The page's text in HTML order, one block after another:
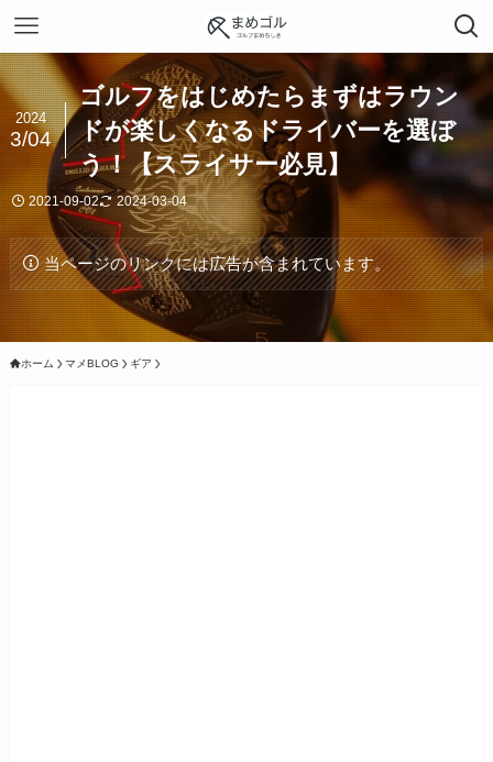
ゴルフをはじめたらまずはラウン
ドが楽しくなるドライバーを選ぼ
う！【スライサー必見】
2024
3/04
2021-09-02 2024-03-04
当ページのリンクには広告が含まれています。
ホーム マメBLOG ギア